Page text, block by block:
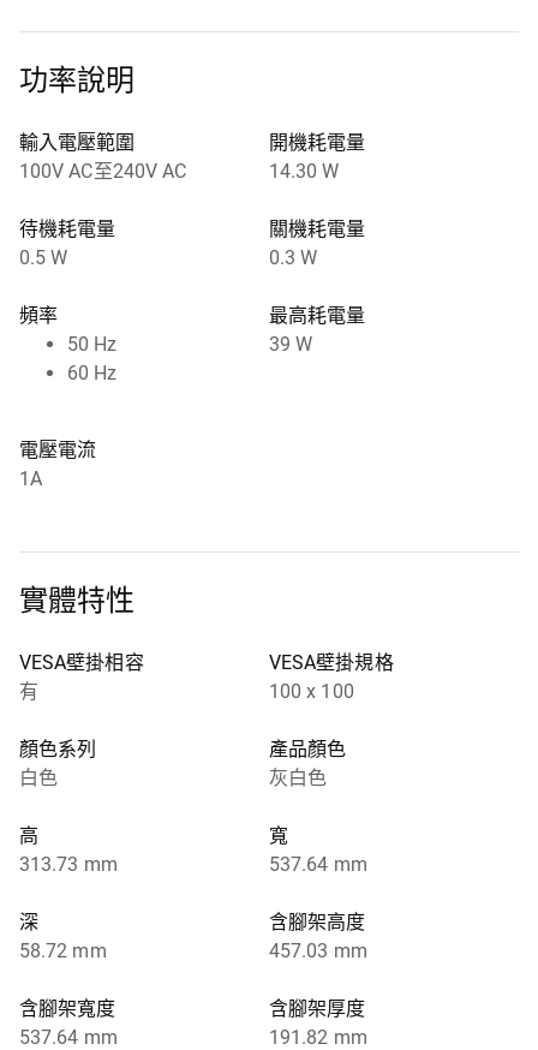
功率說明
輸入電壓範圍
100V AC至240V AC
開機耗電量
14.30 W
待機耗電量
0.5 W
關機耗電量
0.3 W
頻率
50 Hz
60 Hz
最高耗電量
39 W
電壓電流
1A
實體特性
VESA壁掛相容
有
VESA壁掛規格
100 x 100
顏色系列
白色
產品顏色
灰白色
高
313.73 mm
寬
537.64 mm
深
58.72 mm
含腳架高度
457.03 mm
含腳架寬度
537.64 mm
含腳架厚度
191.82 mm